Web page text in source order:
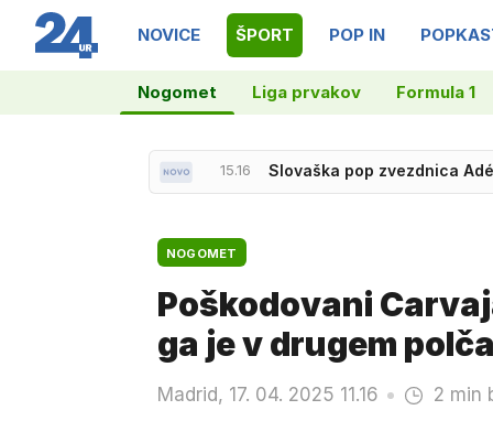
NOVICE ŠPORT POP IN
Nogomet Liga prvakov Formula 1
14.38 V Splitu obravnavali
NOGOMET
Poškodovani
ga je v drugem
Madrid, 17. 04. 2025 11.16 2 min